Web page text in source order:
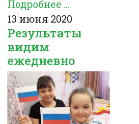
Подробнее ...
13 июня 2020
Результаты
видим
ежедневно